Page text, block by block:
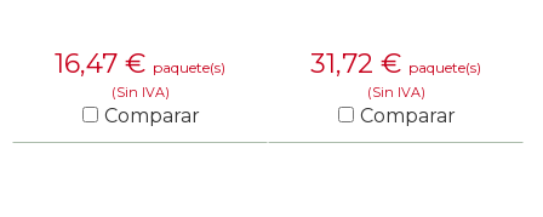
16,47 € paquete(s)
(Sin IVA)
Comparar
31,72 € paquete(s)
(Sin IVA)
Comparar